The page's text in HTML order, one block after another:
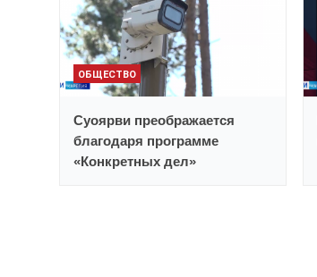
ОБЩЕСТВО
Суоярви преображается
благодаря программе
«Конкретных дел»